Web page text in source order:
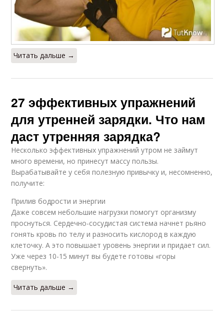
Читать дальше →
27 эффективных упражнений
для утренней зарядки. Что нам
даст утренняя зарядка?
Несколько эффективных упражнений утром не займут
много времени, но принесут массу пользы.
Вырабатывайте у себя полезную привычку и, несомненно,
получите:
Прилив бодрости и энергии
Даже совсем небольшие нагрузки помогут организму
проснуться. Сердечно-сосудистая система начнет рьяно
гонять кровь по телу и разносить кислород в каждую
клеточку. А это повышает уровень энергии и придает сил.
Уже через 10-15 минут вы будете готовы «горы
свернуть».
Читать дальше →